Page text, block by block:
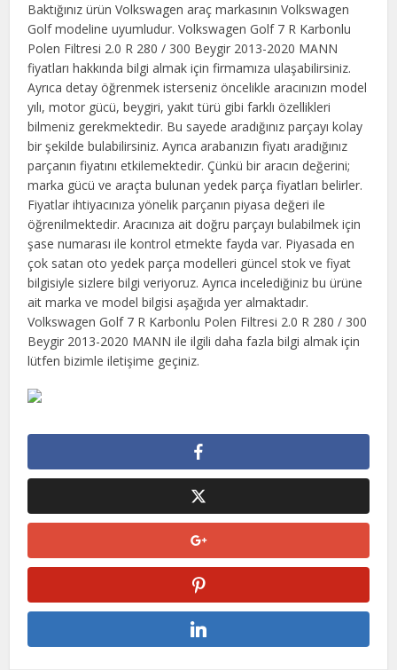
Baktığınız ürün Volkswagen araç markasının Volkswagen
Golf modeline uyumludur. Volkswagen Golf 7 R Karbonlu
Polen Filtresi 2.0 R 280 / 300 Beygir 2013-2020 MANN
fiyatları hakkında bilgi almak için firmamıza ulaşabilirsiniz.
Ayrıca detay öğrenmek isterseniz öncelikle aracınızın model
yılı, motor gücü, beygiri, yakıt türü gibi farklı özellikleri
bilmeniz gerekmektedir. Bu sayede aradığınız parçayı kolay
bir şekilde bulabilirsiniz. Ayrıca arabanızın fiyatı aradığınız
parçanın fiyatını etkilemektedir. Çünkü bir aracın değerini;
marka gücü ve araçta bulunan yedek parça fiyatları belirler.
Fiyatlar ihtiyacınıza yönelik parçanın piyasa değeri ile
öğrenilmektedir. Aracınıza ait doğru parçayı bulabilmek için
şase numarası ile kontrol etmekte fayda var. Piyasada en
çok satan oto yedek parça modelleri güncel stok ve fiyat
bilgisiyle sizlere bilgi veriyoruz. Ayrıca incelediğiniz bu ürüne
ait marka ve model bilgisi aşağıda yer almaktadır.
Volkswagen Golf 7 R Karbonlu Polen Filtresi 2.0 R 280 / 300
Beygir 2013-2020 MANN ile ilgili daha fazla bilgi almak için
lütfen bizimle iletişime geçiniz.